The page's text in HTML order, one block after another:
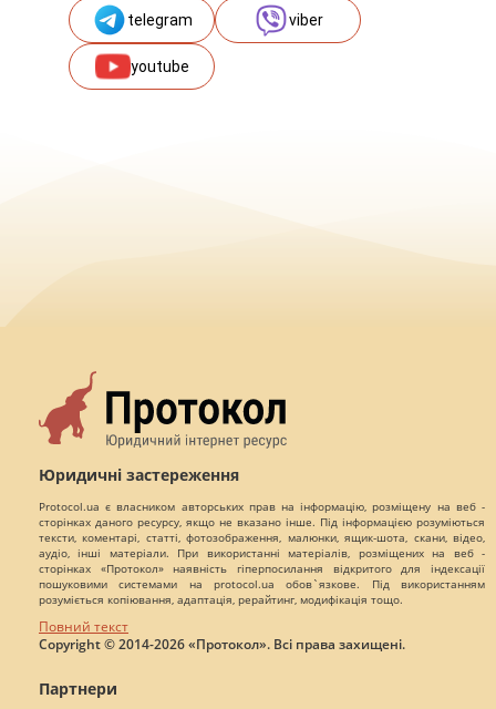
telegram viber
youtube
Юридичні застереження
Protocol.ua є власником авторських прав на інформацію, розміщену на веб -
сторінках даного ресурсу, якщо не вказано інше. Під інформацією розуміються
тексти, коментарі, статті, фотозображення, малюнки, ящик-шота, скани, відео,
аудіо, інші матеріали. При використанні матеріалів, розміщених на веб -
сторінках «Протокол» наявність гіперпосилання відкритого для індексації
пошуковими системами на protocol.ua обов`язкове. Під використанням
розуміється копіювання, адаптація, рерайтинг, модифікація тощо.
Повний текст
Copyright © 2014-2026 «Протокол». Всі права захищені.
Партнери